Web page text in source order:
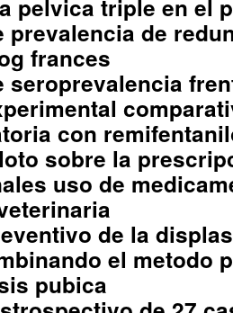
pelvica triple en el
prevalencia de
frances
seroprevalencia
con
sobre la
uso de
de la
el metodo
pubica